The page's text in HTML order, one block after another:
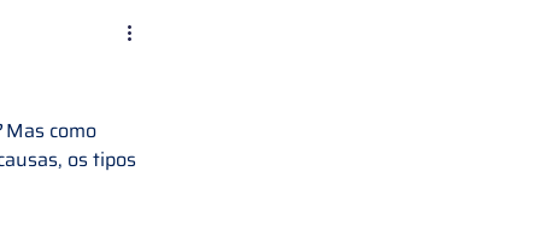
Mas como
os tipos